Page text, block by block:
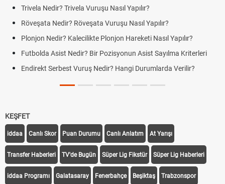
Trivela Nedir? Trivela Vuruşu Nasıl Yapılır?
Röveşata Nedir? Röveşata Vuruşu Nasıl Yapılır?
Plonjon Nedir? Kalecilikte Plonjon Hareketi Nasıl Yapılır?
Futbolda Asist Nedir? Bir Pozisyonun Asist Sayılma Kriterleri
Endirekt Serbest Vuruş Nedir? Hangi Durumlarda Verilir?
KEŞFET
iddaa Canlı Skor Puan Durumu Canlı Anlatım At Yarışı
Transfer Haberleri TV'de Bugün Süper Lig Fikstür Süper Lig Haberleri
iddaa Programı Galatasaray Fenerbahçe Beşiktaş Trabzonspor